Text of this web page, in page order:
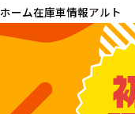
ホーム在庫車情報アルト